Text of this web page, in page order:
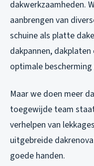
dakwerkzaamheden.
aanbrengen van
schuine als platte
dakpannen,
optimale
Maar we doen meer
toegewijde team
verhelpen van
uitgebreide
goede handen.